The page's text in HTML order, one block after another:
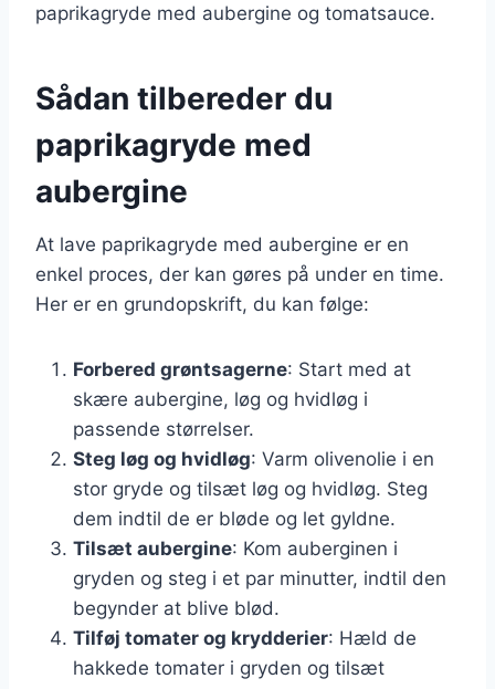
paprikagryde med aubergine og tomatsauce.
Sådan tilbereder du
paprikagryde med
aubergine
At lave paprikagryde med aubergine er en
enkel proces, der kan gøres på under en time.
Her er en grundopskrift, du kan følge:
Forbered grøntsagerne: Start med at
skære aubergine, løg og hvidløg i
passende størrelser.
Steg løg og hvidløg: Varm olivenolie i en
stor gryde og tilsæt løg og hvidløg. Steg
dem indtil de er bløde og let gyldne.
Tilsæt aubergine: Kom auberginen i
gryden og steg i et par minutter, indtil den
begynder at blive blød.
Tilføj tomater og krydderier: Hæld de
hakkede tomater i gryden og tilsæt